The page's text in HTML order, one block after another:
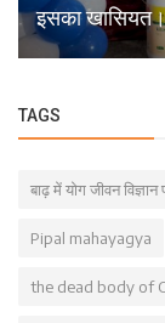
इसका खासियत।
TAGS
बाढ़ में योग जीवन
Pipal mahayagya
the dead body of